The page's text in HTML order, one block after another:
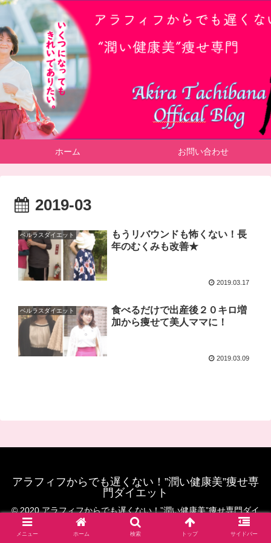
ホーム お問い合わせ
2019-03
ベルラスダイエット
もうリバウンドも怖くない！長
年のむくみも改善★
2019.03.17
ベルラスダイエット
食べるだけで出産後２０キロ増
加から痩せて美人ママに！
2019.03.09
アラフィフからでも遅くない！”潤い健康美”痩せ専
門ダイエット
© 2020 アラフィフからでも遅くない！”潤い健康美”痩せ専門ダイ
エット.
メニュー ホーム 検索 トップ サイドバー